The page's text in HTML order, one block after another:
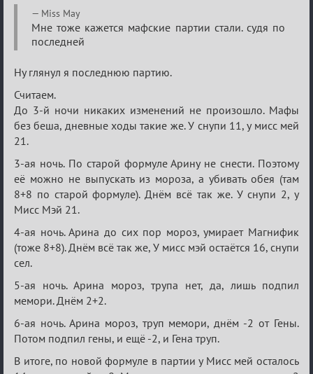
Re:
VIP-
клуб,
сумрак,
партии
на
12
Miss May
Мне тоже кажется мафские партии стали. судя по
последней
Ну глянул я последнюю партию.
Считаем.
До 3-й ночи никаких изменений не произошло. Мафы
без беша, дневные ходы такие же. У снупи 11, у мисс мей
21.
3-ая ночь. По старой формуле Арину не снести. Поэтому
её можно не выпускать из мороза, а убивать обея (там
8+8 по старой формуле). Днём всё так же. У снупи 2, у
Мисс Мэй 21.
4-ая ночь. Арина до сих пор мороз, умирает Магнифик
(тоже 8+8). Днём всё так же, У мисс мэй остаётся 16, снупи
сел.
5-ая ночь. Арина мороз, трупа нет, да, лишь подпил
мемори. Днём 2+2.
6-ая ночь. Арина мороз, труп мемори, днём -2 от Гены.
Потом подпил гены, и ещё -2, и Гена труп.
В итоге, по новой формуле в партии у Мисс мей осталось